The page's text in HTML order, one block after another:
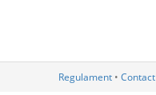
Regulament • Contact